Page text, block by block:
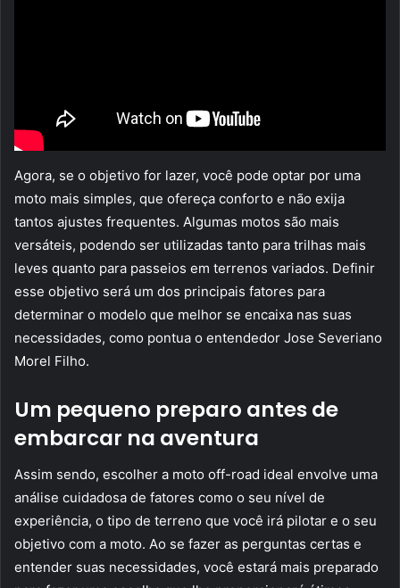
Agora, se o objetivo for lazer, você pode optar por uma
moto mais simples, que ofereça conforto e não exija
tantos ajustes frequentes. Algumas motos são mais
versáteis, podendo ser utilizadas tanto para trilhas mais
leves quanto para passeios em terrenos variados. Definir
esse objetivo será um dos principais fatores para
determinar o modelo que melhor se encaixa nas suas
necessidades, como pontua o entendedor Jose Severiano
Morel Filho.
Um pequeno preparo antes de
embarcar na aventura
Assim sendo, escolher a moto off-road ideal envolve uma
análise cuidadosa de fatores como o seu nível de
experiência, o tipo de terreno que você irá pilotar e o seu
objetivo com a moto. Ao se fazer as perguntas certas e
entender suas necessidades, você estará mais preparado